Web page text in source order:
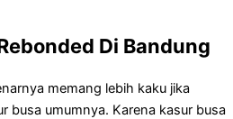
Di Bandung
memang lebih kaku jika
busa umumnya. Karena kasur busa